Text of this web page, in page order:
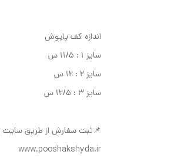
اندازه کف پاپوش
سایز ۱ : ۱۱/۵ س
سایز ۲ : ۱۲ س
سایز ۳ : ۱۲/۵ س
📌ثبت سفارش از طریق سایت
www.pooshakshyda.ir